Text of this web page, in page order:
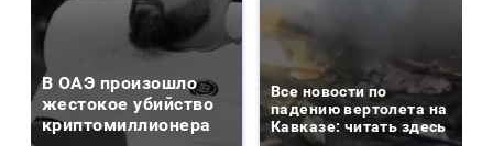
В ОАЭ произошло
жестокое убийство
криптомиллионера
Все новости по
падению вертолета на
Кавказе: читать здесь